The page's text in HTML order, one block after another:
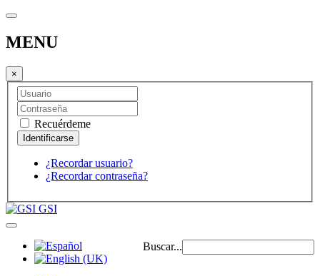
MENU
×
Recuérdeme
¿Recordar usuario?
¿Recordar contraseña?
GSI
Buscar...